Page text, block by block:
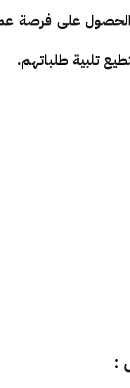
على فرصة
تلبية طلباتهم.
: